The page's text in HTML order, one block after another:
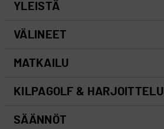
YLEISTÄ
VÄLINEET
MATKAILU
KILPAGOLF & HARJOITTELU
SÄÄNNÖT